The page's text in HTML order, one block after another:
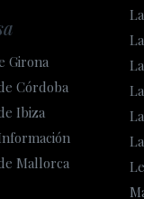
Girona
Córdoba
Ibiza
Mallorca